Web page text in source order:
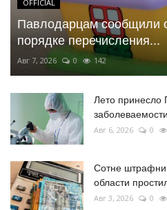
OFFICIAL
Павлодарцам сообщили
порядке перечисления...
Авг 7, 2026 0 142
Лето принесло
Авг 6, 2026 0
Сотне
области
Авг 3, 2026 0